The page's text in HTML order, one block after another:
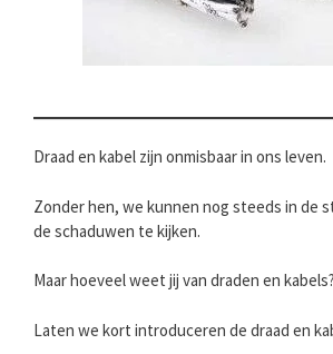
Draad en kabel zijn onmisbaar in ons leven.
Zonder hen, we kunnen nog steeds in de
de schaduwen te kijken.
Maar hoeveel weet jij van draden en
Laten we kort introduceren de draad en